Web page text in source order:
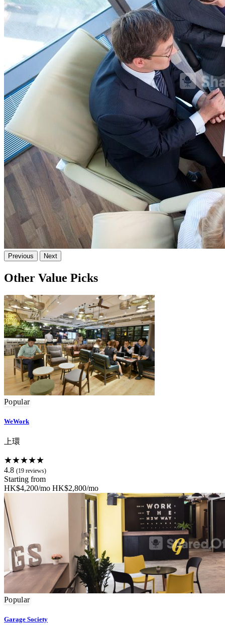
Previous Next
Other Value Picks
Popular
WeWork
上環
★★★★★
4.8 (19 reviews)
Starting from
HK$4,200/mo HK$2,800/mo
Popular
Garage Society